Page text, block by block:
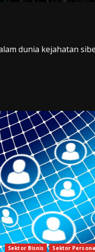
dunia kejahatan
Sektor Bisnis Sektor